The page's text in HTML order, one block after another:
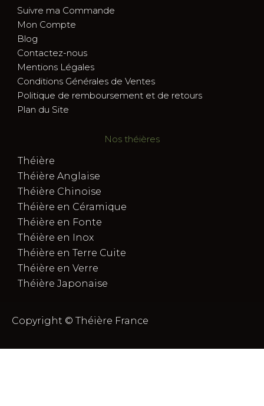
Suivre ma Commande
Mon Compte
Blog
Contactez-nous
Mentions Légales
Conditions Générales de Ventes
Politique de remboursement et de retours
Plan du Site
Nos théières
Théière
Théière Anglaise
Théière Chinoise
Théière en Céramique
Théière en Fonte
Théière en Inox
Théière en Terre Cuite
Théière en Verre
Théière Japonaise
Copyright © Théière France